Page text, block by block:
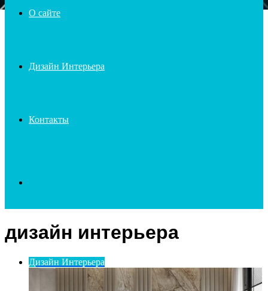
О сайте
Дизайн Интерьера
Контакты
for
дизайн интерьера
Дизайн Интерьера